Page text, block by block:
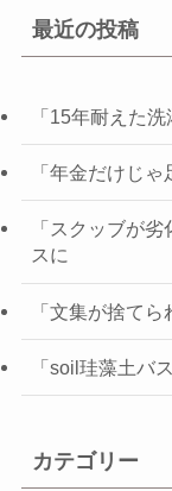
最近の投稿
「15年耐えた
「年金だけじ
「スクッブが
スに
「文集が捨て
「soil珪藻土バ
カテゴリー